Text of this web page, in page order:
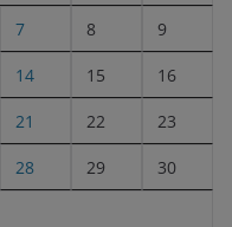
7 8 9
14 15 16
21 22 23
28 29 30